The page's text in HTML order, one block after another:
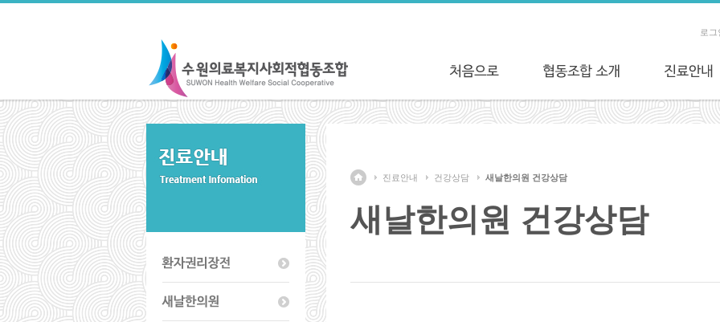
로그
진료안내 건강상담 새날한의원 건강상담
새날한의원 건강상담